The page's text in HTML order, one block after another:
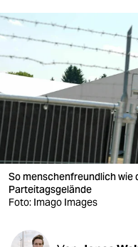
sport
berlin
nord
wahrheit
verlag
verlag
So menschenfreundlich wie
Parteitagsgelände
Foto: Imago Images